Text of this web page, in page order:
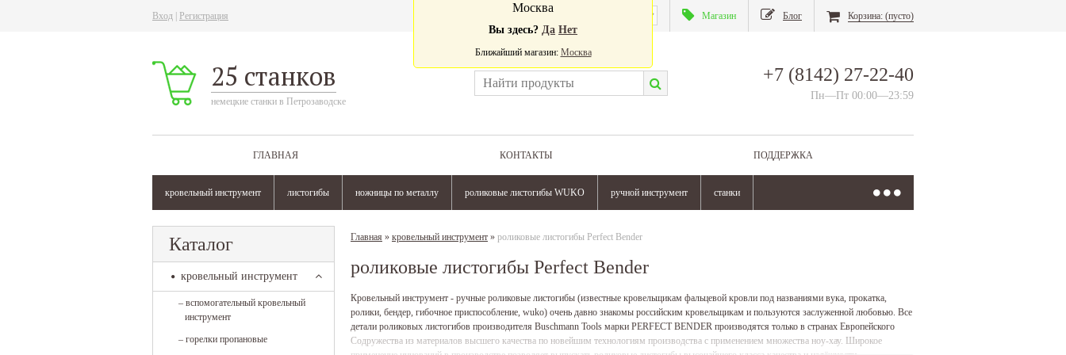
Вход Регистрация Магазин Блог Корзина: (пусто)
25 станков
немецкие станки в Петрозаводске
+7 (8142) 27-22-40
Пн—Пт 00:00—23:59
ГЛАВНАЯ КОНТАКТЫ ПОДДЕРЖКА
кровельный инструмент листогибы ножницы по металлу роликовые листогибы WUKO ручной инструмент станки
Москва
Вы здесь? Да Нет
Ближайший магазин: Москва
Каталог
кровельный инструмент
– вспомогательный кровельный
инструмент
– горелки пропановые
Главная » кровельный инструмент » роликовые листогибы Perfect Bender
роликовые листогибы Perfect Bender
Кровельный инструмент - ручные роликовые листогибы (известные кровельщикам фальцевой кровли под названиями вука, прокатка,
ролики, бендер, гибочное приспособление, wuko) очень давно знакомы российским кровельщикам и пользуются заслуженной любовью. Все
детали роликовых листогибов производителя Buschmann Tools марки PERFECT BENDER производятся только в странах Европейского
Содружества из материалов высшего качества по новейшим технологиям производства с применением множества ноу-хау. Широкое